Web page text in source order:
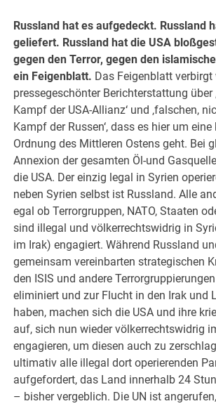
Russland hat es aufgedeckt. Russland
geliefert. Russland hat die USA
gegen den Terror, gegen den
ein Feigenblatt. Das Feigenblatt
pressegeschönter Berichterstattung über
Kampf der USA-Allianz‘ und ‚falschen,
Kampf der Russen‘, dass es hier um
Ordnung des Mittleren Ostens geht. Bei
Annexion der gesamten Öl-und
die USA. Der einzig legal in Syrien
neben Syrien selbst ist Russland. Alle
egal ob Terrorgruppen, NATO, Staaten
sind illegal und völkerrechtswidrig in
im Irak) engagiert. Während Russland
gemeinsam vereinbarten strategischen
den ISIS und andere
eliminiert und zur Flucht in den Irak und
haben, machen sich die USA und ihre
auf, sich nun wieder völkerrechtswidrig
engagieren, um diesen auch zu
ultimativ alle illegal dort operierenden
aufgefordert, das Land innerhalb 24
– bisher vergeblich. Die UN ist